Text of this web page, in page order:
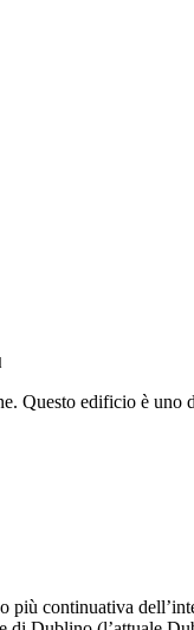
Questo edificio è uno
più continuativa